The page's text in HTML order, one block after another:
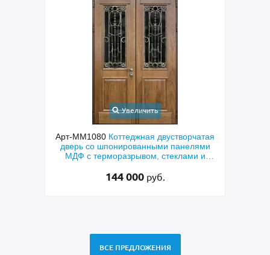
Коттеджная двустворчатая
шпонированными панелями
стеклами и
Арт-ММ578Входная
терморазрывом, белыми
коричневыми плитами МДФ
ВСЕ ПРЕДЛОЖЕНИЯ